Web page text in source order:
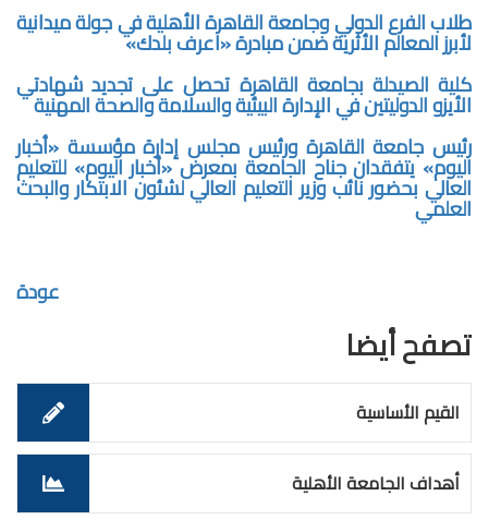
طلاب الفرع الدولي وجامعة القاهرة الأهلية في جولة ميدانية
لأبرز المعالم الأثرية ضمن مبادرة «اعرف بلدك»
كلية الصيدلة بجامعة القاهرة تحصل على تجديد شهادتي
الأيزو الدوليتين في الإدارة البيئية والسلامة والصحة المهنية
رئيس جامعة القاهرة ورئيس مجلس إدارة مؤسسة «أخبار
اليوم» يتفقدان جناح الجامعة بمعرض «أخبار اليوم» للتعليم
العالي بحضور نائب وزير التعليم العالي لشئون الابتكار والبحث
العلمي
عودة
تصفح أيضا
القيم الأساسية
أهداف الجامعة الأهلية